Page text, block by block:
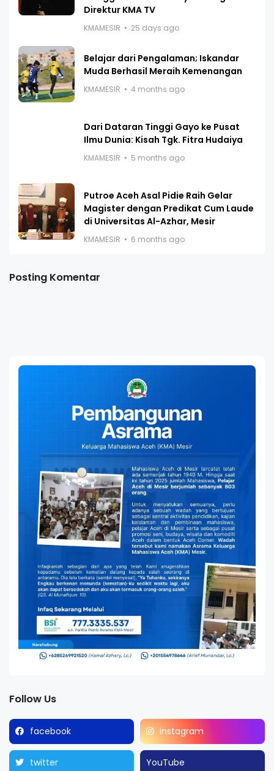
Direktur KMA TV
KMAMESIR 25 days ago
Belajar dari Pengalaman; Iskandar
Muda Berhasil Meraih Kemenangan
KMAMESIR 4 months ago
Dari Dataran Tinggi Gayo ke Pusat
Ilmu Dunia: Kisah Tgk. Fitra Hudaiya
KMAMESIR 5 months ago
Putroe Aceh Asal Pidie Raih Gelar
Magister dengan Predikat Cum Laude
di Universitas Al-Azhar, Mesir
KMAMESIR 6 months ago
Posting Komentar
Follow Us
facebook instagram
twitter YouTube